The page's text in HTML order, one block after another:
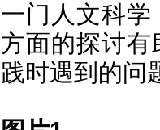
一门人文科
方面的探讨
践时遇到的问